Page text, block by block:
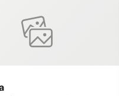
a favoritos